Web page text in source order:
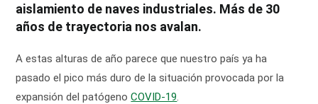
aislamiento de naves industriales. Más de 30
años de trayectoria nos avalan.
A estas alturas de año parece que nuestro país ya ha
pasado el pico más duro de la situación provocada por la
expansión del patógenoCOVID-19.